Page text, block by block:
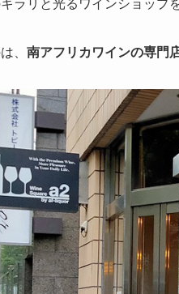
、 南アフリカワインの専門